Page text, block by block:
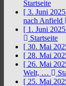
Startseite
[ 3. Juni
nach Anfield
[ 1. Juni
Startseite
[ 30. Mai
[ 28. Mai
[ 26. Mai
Welt, …
[ 25. Mai